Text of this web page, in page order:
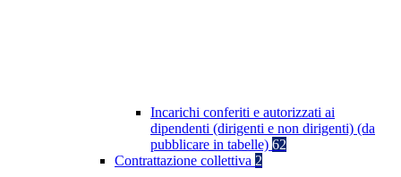
Incarichi conferiti e autorizzati ai
dipendenti (dirigenti e non dirigenti) (da
pubblicare in tabelle) 62
Contrattazione collettiva 2